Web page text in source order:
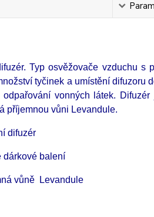
Typ osvěžovače vzduchu s
tyčinek a umístění difuzoru
odpařování vonných látek.
příjemnou vůni Levandule.
difuzér
dárkové balení
vůně Levandule